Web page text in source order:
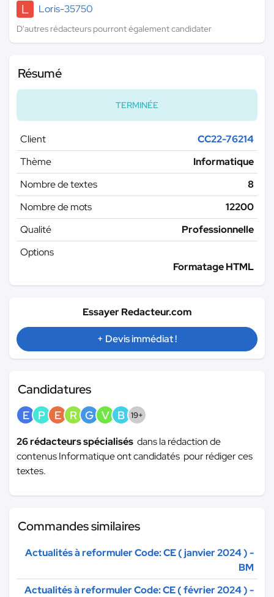
L
Loris-35750
D'autres rédacteurs pourront également candidater
Résumé
TERMINÉE
Client
CC22-76214
Thème
Informatique
Nombre de textes
8
Nombre de mots
12200
Qualité
Professionnelle
Options
Formatage HTML
Essayer Redacteur.com
+ Devis immédiat !
Candidatures
E P E R G V B 19+
26 rédacteurs spécialisés dans la rédaction de
contenus Informatique ont candidatés pour rédiger ces
textes.
Commandes similaires
Actualités à reformuler Code: CE ( janvier 2024 ) -
BM
Actualités à reformuler Code: CE ( février 2024 ) -